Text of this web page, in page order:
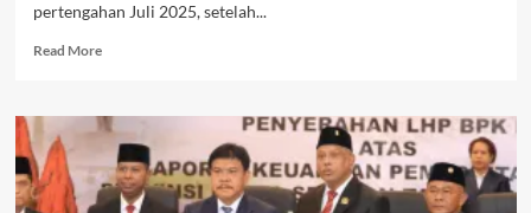
pertengahan Juli 2025, setelah...
Read MoreRead
Trayek
DAMRI
Merauke–
Boven
Digoel